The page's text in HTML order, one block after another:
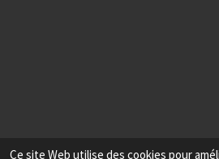
Ce site Web utilise des cookies pour